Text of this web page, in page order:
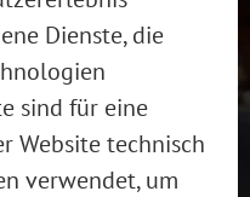
UP
Dienste, die
sind für eine
Website technisch
verwendet, um